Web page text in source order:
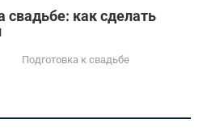
как сделать
Подготовка к свадьбе